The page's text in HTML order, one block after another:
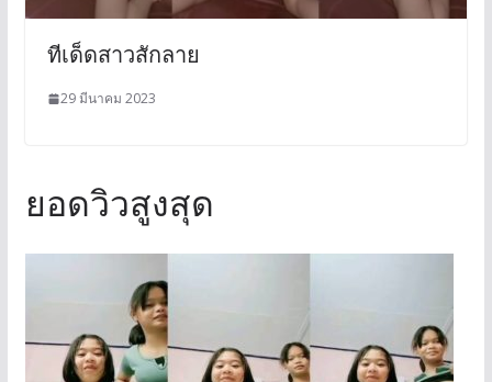
ทีเด็ดสาวสักลาย
29 มีนาคม 2023
ยอดวิวสูงสุด